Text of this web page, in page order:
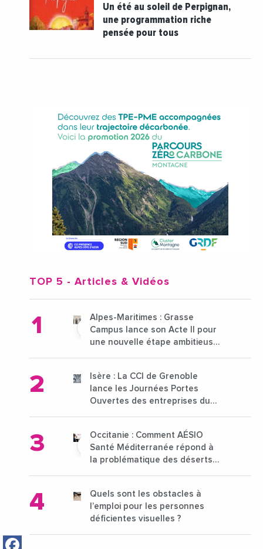
Un été au soleil de Perpignan,
une programmation riche
pensée pour tous
TOP 5 - Articles & Vidéos
Alpes-Maritimes : Grasse
Campus lance son Acte II pour
une nouvelle étape ambitieuse
Isère : La CCI de Grenoble
lance les Journées Portes
Ouvertes des entreprises du
Occitanie : Comment AÉSIO
Santé Méditerranée répond à
la problématique des déserts
Quels sont les obstacles à
l’emploi pour les personnes
déficientes visuelles ?